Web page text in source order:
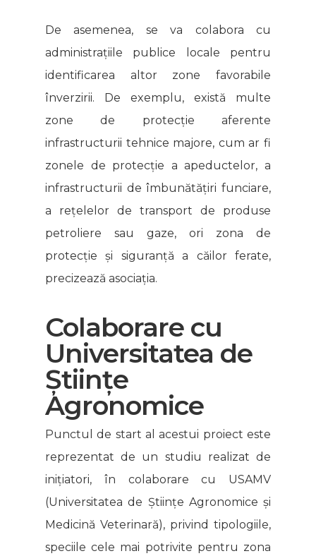
De asemenea, se va colabora cu
administrațiile publice locale pentru
identificarea altor zone favorabile
înverzirii. De exemplu, există multe
zone de protecție aferente
infrastructurii tehnice majore, cum ar fi
zonele de protecție a apeductelor, a
infrastructurii de îmbunătățiri funciare,
a rețelelor de transport de produse
petroliere sau gaze, ori zona de
protecție și siguranță a căilor ferate,
precizează asociația.
Colaborare cu
Universitatea de
Științe
Agronomice
Punctul de start al acestui proiect este
reprezentat de un studiu realizat de
inițiatori, în colaborare cu USAMV
(Universitatea de Științe Agronomice și
Medicină Veterinară), privind tipologiile,
speciile cele mai potrivite pentru zona